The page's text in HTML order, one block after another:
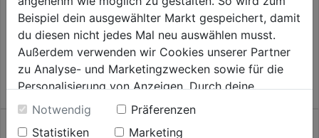
12,5cm weiß
0.0 (0)
0.0
von
Sternen.
3,99€
70+90+105mm
0.0 (0)
0.0
von
5
Sternen.
3,99€
Beispiel dein ausgewählter Markt gespeichert, damit
du diesen nicht jedes Mal neu auswählen musst.
Außerdem verwenden wir Cookies unserer Partner
zu Analyse- und Marketingzwecken sowie für die
Personalisierung von Anzeigen. Durch deine
Einwilligung werden die Daten von Drittanbieter,
unter anderem auch in den USA, verarbeitet.
Notwendig
Präferenzen
Statistiken
Marketing